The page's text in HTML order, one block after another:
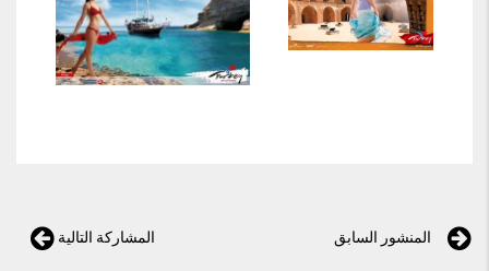
المنشور السابق المشاركة التالية